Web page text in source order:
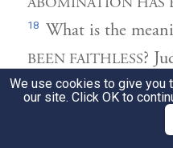
18 What is the
BEEN FAITHLESS?
< It is > just as you
FOR THE LORD IS A
We use cookies to give you
our site. Click OK to